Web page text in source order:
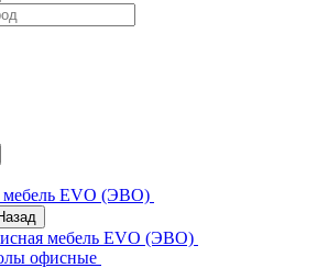
EVO (ЭВО)
мебель EVO (ЭВО)
офисные